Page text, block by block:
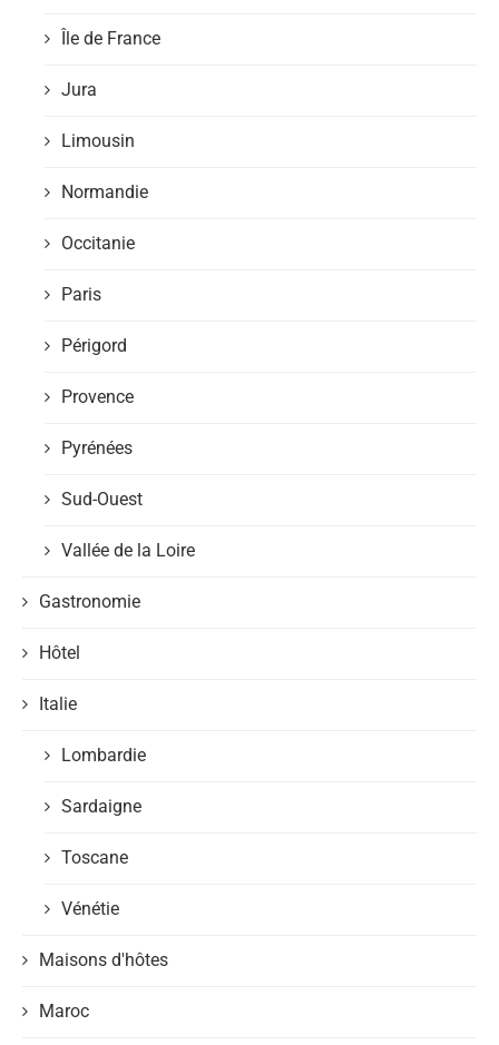
Île de France
Jura
Limousin
Normandie
Occitanie
Paris
Périgord
Provence
Pyrénées
Sud-Ouest
Vallée de la Loire
Gastronomie
Hôtel
Italie
Lombardie
Sardaigne
Toscane
Vénétie
Maisons d'hôtes
Maroc